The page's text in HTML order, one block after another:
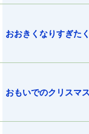
おおきくなりすぎ
おもいでのクリス